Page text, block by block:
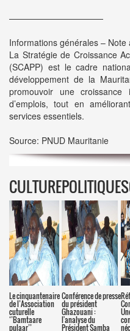
———————————
Informations générales – Note
La Stratégie de Croissance
(SCAPP) est le cadre
développement de la
promouvoir une croissance
d’emplois, tout en
services essentiels.
Source: PNUD Mauritanie
CULTUREPOLITIQUE
Le cinquantenaire
de l’Association
cuturelle
‘’Bamtaare
pulaar’’
Conférence de presse
du président
Ghazouani :
l'analyse du
Président Samba